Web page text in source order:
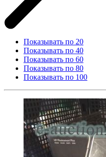
Показывать по 20
Показывать по 40
Показывать по 60
Показывать по 80
Показывать по 100